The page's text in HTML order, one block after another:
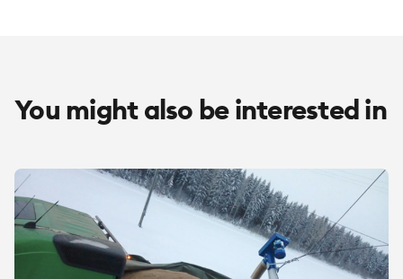
You might also be interested in